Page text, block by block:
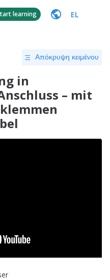
learning EL
Απόκρυψη κειμένου
in
– mit